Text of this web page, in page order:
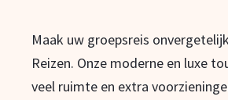
Maak uw groepsreis
Reizen. Onze moderne en luxe
veel ruimte en extra